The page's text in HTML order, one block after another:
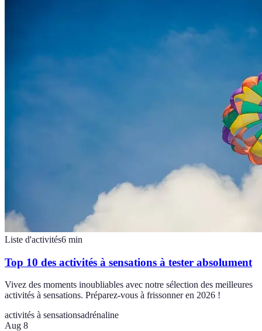
Liste d'activités6 min
Top 10 des activités à sensations à tester absolument
Vivez des moments inoubliables avec notre sélection des meilleures
activités à sensations. Préparez-vous à frissonner en 2026 !
activités à sensationsadrénaline
Aug 8